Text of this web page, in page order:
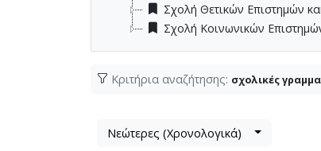
Σχολή Θετικών Επιστημών
Σχολή Κοινωνικών
Κριτήρια αναζήτησης: σχολικές
Βρέθηκε
ΛίσταΝεώτερες (Χρονολογικά)